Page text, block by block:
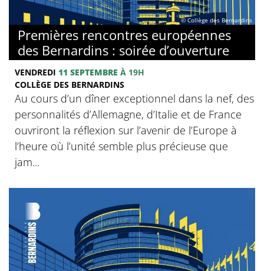
© Collège des Bernardins
Premières rencontres européennes
des Bernardins : soirée d’ouverture
VENDREDI 11 SEPTEMBRE À 19H
COLLÈGE DES BERNARDINS
Au cours d’un dîner exceptionnel dans la nef, des
personnalités d’Allemagne, d’Italie et de France
ouvriront la réflexion sur l’avenir de l’Europe à
l’heure où l’unité semble plus précieuse que
jam...